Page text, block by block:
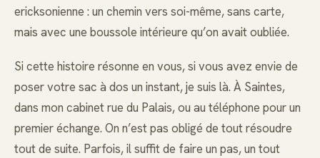
ericksonienne : un chemin vers soi-même, sans carte,
mais avec une boussole intérieure qu’on avait oubliée.
Si cette histoire résonne en vous, si vous avez envie de
poser votre sac à dos un instant, je suis là. À Saintes,
dans mon cabinet rue du Palais, ou au téléphone pour un
premier échange. On n’est pas obligé de tout résoudre
tout de suite. Parfois, il suffit de faire un pas, un tout